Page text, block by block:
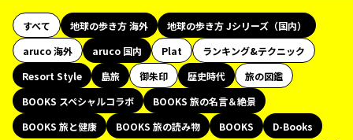
すべて 地球の歩き方 海外
地球の歩き方 Jシリーズ（国内）
aruco 海外
aruco 国内 Plat
ランキング&テクニック
Resort Style
島旅 御朱印 歴史時代
旅の図鑑
BOOKS スペシャルコラボ
BOOKS 旅の名言＆絶景
BOOKS 旅と健康
BOOKS 旅の読み物 BOOKS
D-Books